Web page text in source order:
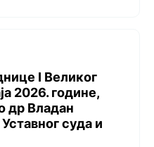
I Великог
2026. године,
др Владан
суда и